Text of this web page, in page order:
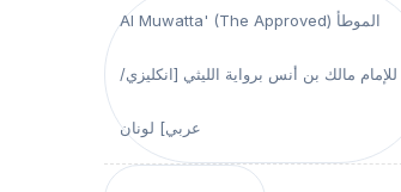
Al Muwatta' (The Approved) الموطأ
للإمام مالك بن أنس برواية الليثي [انكليزي/
عربي] لونان